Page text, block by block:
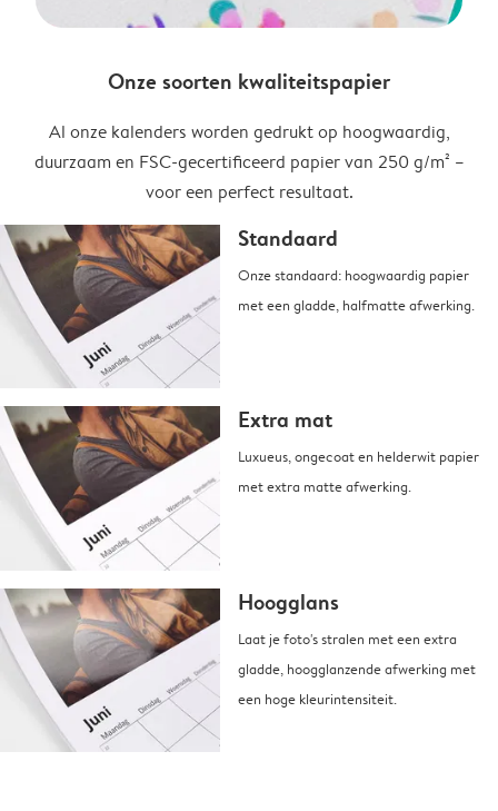
Onze soorten kwaliteitspapier
Al onze kalenders worden gedrukt op hoogwaardig,
duurzaam en FSC-gecertificeerd papier van 250 g/m² –
voor een perfect resultaat.
Standaard
Onze standaard: hoogwaardig papier
met een gladde, halfmatte afwerking.
Extra mat
Luxueus, ongecoat en helderwit papier
met extra matte afwerking.
Hoogglans
Laat je foto's stralen met een extra
gladde, hoogglanzende afwerking met
een hoge kleurintensiteit.